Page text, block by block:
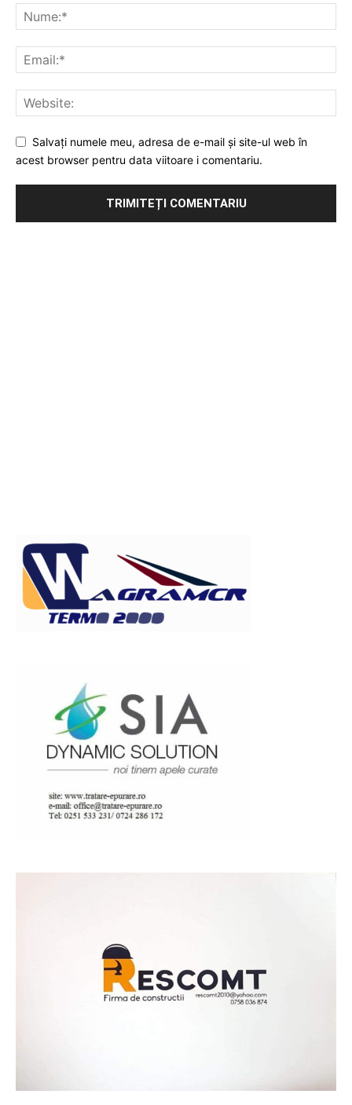
Salvați numele meu, adresa de e-mail și site-ul web în
acest browser pentru data viitoare i comentariu.